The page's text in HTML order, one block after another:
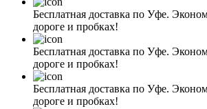
Бесплатная доставка по Уфе.
дороге и пробках!
Бесплатная доставка по Уфе.
дороге и пробках!
Бесплатная доставка по Уфе.
дороге и пробках!